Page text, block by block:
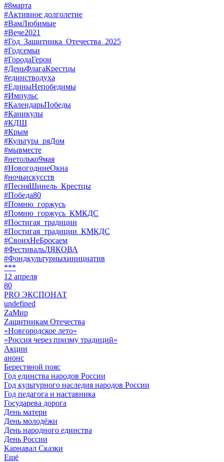
#8марта
#Активное долголетие
#ВамЛюбимые
#Вече2021
#Год_Защитника_Отечества_2025
#Годсемьи
#ГородаГерои
#ДеньФлагаКрестцы
#единстводуха
#ЕдиныНепобедимы
#Импульс
#КалендарьПобеды
#Каникулы
#КДШ
#Крым
#Культура_ряДом
#мывместе
#нетолько9мая
#НовогодниеОкна
#ночьискусств
#ПесняШинель_Крестцы
#Победа80
#Помню_горжусь
#Помню_горжусь_КМКДС
#Постигая_традиции
#Постигая_традиции_КМКДС
#СвоихНеБросаем
#ФестивальЛЯКОВА
#Фондкультурныхинициатив
***
12 апреля
80
PRO ЭКСПОНАТ
undefined
ZaМир
Zащитникам Отечества
«Новгородское лето»
«Россия через призму традиций»
Акции
анонс
Берестяной пояс
Год единства народов России
Год культурного наследия народов России
Год педагога и наставника
Государева дорога
День матери
День молодёжи
День народного единства
День России
Карнавал Сказки
Ещё